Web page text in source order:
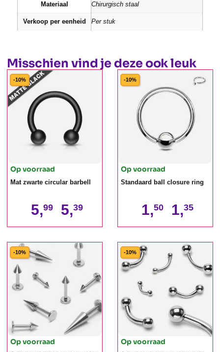
Materiaal Chirurgisch staal
Verkoop per eenheid Per stuk
Misschien vind je deze ook leuk
-10%
Op voorraad
Mat zwarte circular barbell
5,99 5,39
-10%
Op voorraad
Standaard ball closure ring
1,50 1,35
-10%
Op voorraad
-10%
Op voorraad